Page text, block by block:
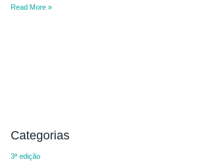
Read More »
Categorias
3ª edição